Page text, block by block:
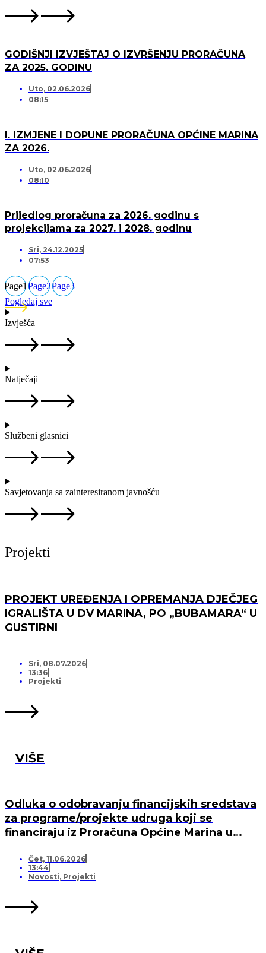
GODIŠNJI IZVJEŠTAJ O IZVRŠENJU PRORAČUNA
ZA 2025. GODINU
Uto, 02.06.2026
08:15
I. IZMJENE I DOPUNE PRORAČUNA OPĆINE MARINA
ZA 2026.
Uto, 02.06.2026
08:10
Prijedlog proračuna za 2026. godinu s
projekcijama za 2027. i 2028. godinu
Sri, 24.12.2025
07:53
Page1Page2Page3
Pogledaj sve
Izvješća
Natječaji
Službeni glasnici
Savjetovanja sa zainteresiranom javnošću
Projekti
PROJEKT UREĐENJA I OPREMANJA DJEČJEG
IGRALIŠTA U DV MARINA, PO „BUBAMARA“ U
GUSTIRNI
Sri, 08.07.2026
13:36
Projekti
VIŠE
Odluka o odobravanju financijskih sredstava
za programe/projekte udruga koji se
financiraju iz Proračuna Općine Marina u
Čet, 11.06.2026
13:44
Novosti, Projekti